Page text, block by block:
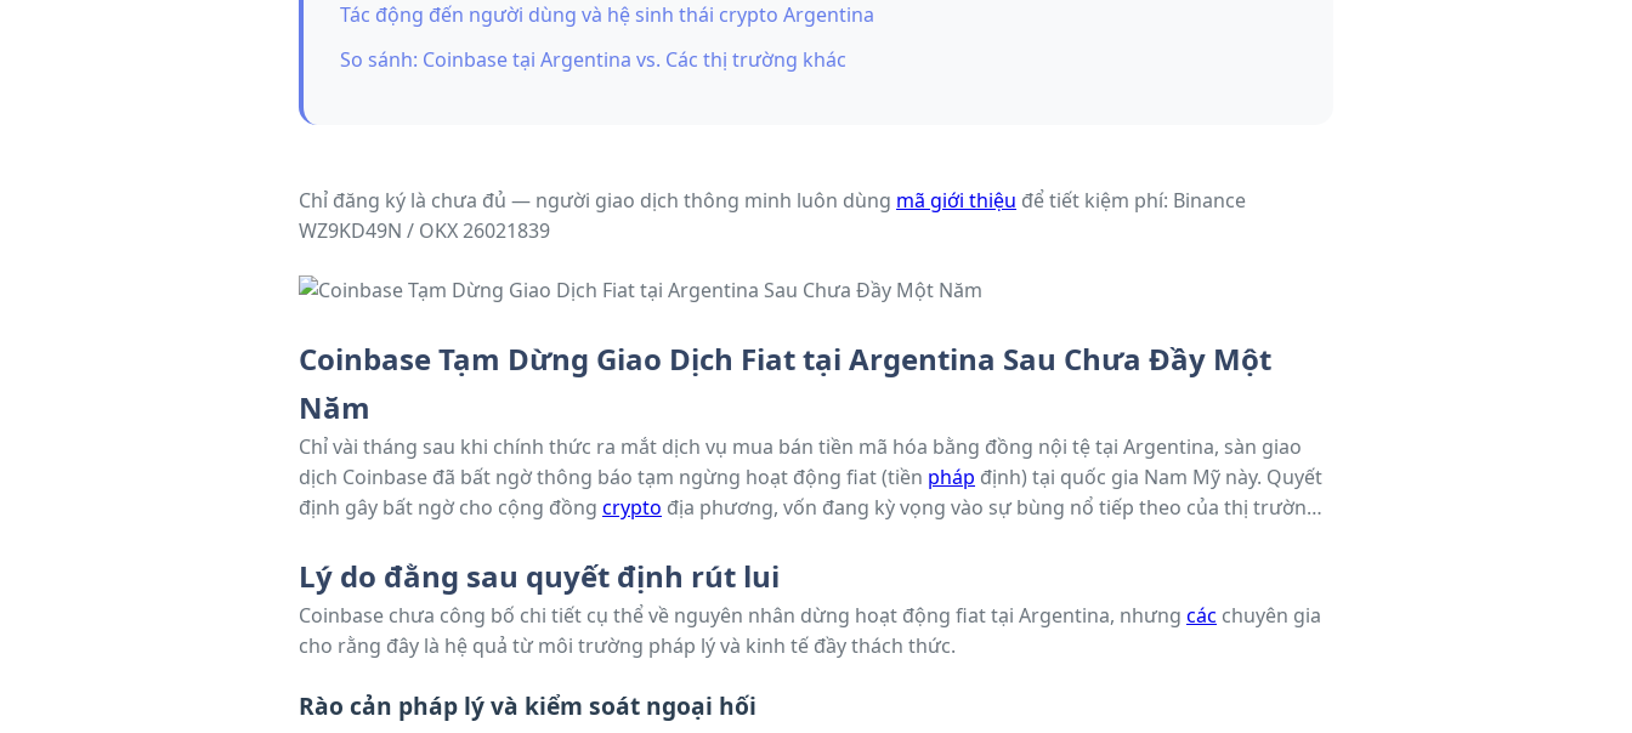
Tác động đến người dùng và hệ sinh thái crypto Argentina
So sánh: Coinbase tại Argentina vs. Các thị trường khác
Chỉ đăng ký là chưa đủ — người giao dịch thông minh luôn dùng mã giới thiệu để tiết kiệm phí: Binance
WZ9KD49N / OKX 26021839
Coinbase Tạm Dừng Giao Dịch Fiat tại Argentina Sau Chưa Đầy Một
Năm
Chỉ vài tháng sau khi chính thức ra mắt dịch vụ mua bán tiền mã hóa bằng đồng nội tệ tại Argentina, sàn giao
dịch Coinbase đã bất ngờ thông báo tạm ngừng hoạt động fiat (tiền pháp định) tại quốc gia Nam Mỹ này. Quyết
định gây bất ngờ cho cộng đồng crypto địa phương, vốn đang kỳ vọng vào sự bùng nổ tiếp theo của thị trường
Lý do đằng sau quyết định rút lui
Coinbase chưa công bố chi tiết cụ thể về nguyên nhân dừng hoạt động fiat tại Argentina, nhưng các chuyên gia
cho rằng đây là hệ quả từ môi trường pháp lý và kinh tế đầy thách thức.
Rào cản pháp lý và kiểm soát ngoại hối